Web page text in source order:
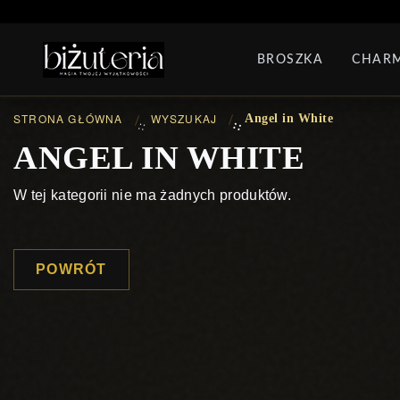
BROSZKA
STRONA GŁÓWNA ::WYSZUKAJ ::Angel in White
ANGEL IN WHITE
W tej kategorii nie ma żadnych produktów.
POWRÓT